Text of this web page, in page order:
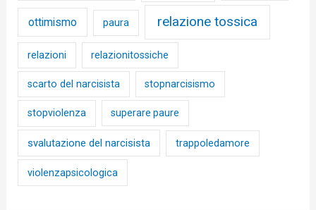
ottimismo paura relazione tossica
relazioni relazionitossiche
scarto del narcisista stopnarcisismo
stopviolenza superare paure
svalutazione del narcisista trappoledamore
violenzapsicologica